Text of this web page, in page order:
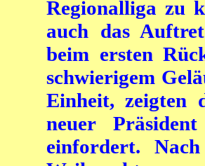
Regionalliga zu
auch das
beim ersten
schwierigem
Einheit, zeigten
neuer
einfordert.